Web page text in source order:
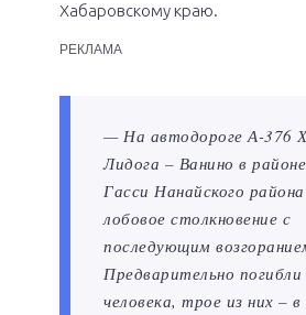
Хабаровскому краю.
РЕКЛАМА
— На автодороге А-376
Лидога – Ванино в
Гасси Нанайского
лобовое столкновение с
последующим
Предварительно
человека, трое из них –